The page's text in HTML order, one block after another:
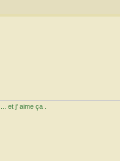
et j' aime ça .